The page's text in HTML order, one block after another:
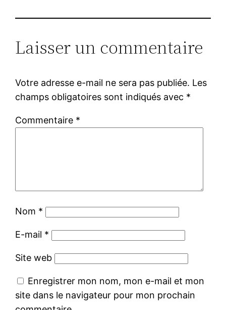
Laisser un commentaire
Votre adresse e-mail ne sera pas publiée. Les
champs obligatoires sont indiqués avec *
Commentaire *
Nom *
E-mail *
Site web
Enregistrer mon nom, mon e-mail et mon
site dans le navigateur pour mon prochain